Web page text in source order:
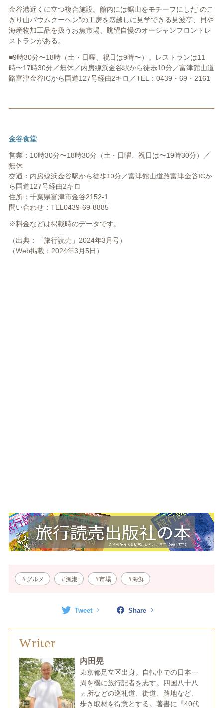
金谷港近くに立つ複合施設。館内には鋸山をモチーフにした“のこ
ぎり山バウムクーヘン”の工房を窓越しに見学できる見波亭、貝や
海産物加工品を扱うお魚市場、眺望自慢のオーシャンフロントレ
ストランがある。
■9時30分〜18時（土・日曜、祝日は9時〜）。レストランは11
時〜17時30分／無休／内房線浜金谷駅から徒歩10分／富津館山道
路富津金谷ICから国道127号経由2キロ／TEL：0439・69・2161
金谷食堂
営業：10時30分〜18時30分（土・日曜、祝日は〜19時30分）／
無休
交通：内房線浜金谷駅から徒歩10分／富津館山道路富津金谷ICか
ら国道127号経由2キロ
住所：千葉県富津市金谷2152-1
問い合わせ：TEL0439-69-8885
※料金などは掲載時のデータです。
（出典：「旅行読売」2024年3月号）
（Web掲載：2024年3月5日）
グルメ 漁港 市場 海鮮
Tweet Share
Writer
内田晃
東京都足立区出身。自転車での日本一
周を機に旅行記者を志す。四国八十八
ヵ所などの巡礼道、街道、路地など、
歩き取材を得意とする。著書に『40代